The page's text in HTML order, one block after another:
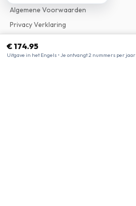
€ 174.95
Uitgave in het Engels • Je ontvangt 2 nummers per jaar
Algemene Voorwaarden
Privacy Verklaring